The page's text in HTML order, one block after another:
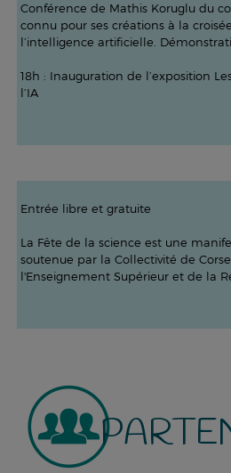
Conférence de Mathis Koruglu du
connu pour ses créations à la
l’intelligence artificielle.
18h : Inauguration de l’exposition
l’IA
Entrée libre et gratuite
La Fête de la science est une
soutenue par la Collectivité de
l'Enseignement Supérieur et de la